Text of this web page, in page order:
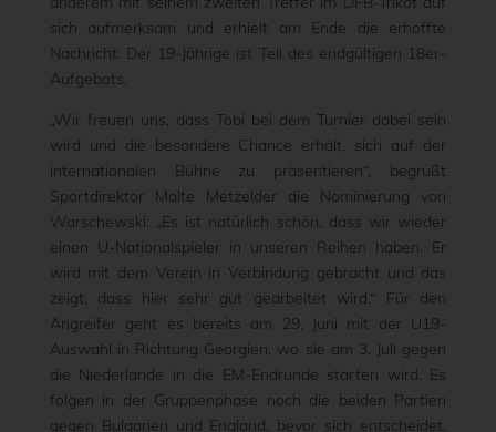
sich aufmerksam und erhielt am Ende die erhoffte
Nachricht: Der 19-Jährige ist Teil des endgültigen 18er-
Aufgebots.
„Wir freuen uns, dass Tobi bei dem Turnier dabei sein
wird und die besondere Chance erhält, sich auf der
internationalen Bühne zu präsentieren“, begrüßt
Sportdirektor Malte Metzelder die Nominierung von
Warschewski: „Es ist natürlich schön, dass wir wieder
einen U-Nationalspieler in unseren Reihen haben. Er
wird mit dem Verein in Verbindung gebracht und das
zeigt, dass hier sehr gut gearbeitet wird.“ Für den
Angreifer geht es bereits am 29. Juni mit der U19-
Auswahl in Richtung Georgien, wo sie am 3. Juli gegen
die Niederlande in die EM-Endrunde starten wird. Es
folgen in der Gruppenphase noch die beiden Partien
gegen Bulgarien und England, bevor sich entscheidet,